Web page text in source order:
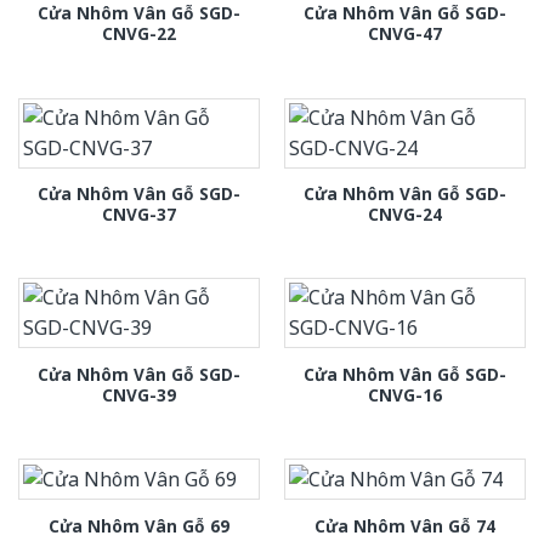
Cửa Nhôm Vân Gỗ SGD-
CNVG-22
Cửa Nhôm Vân Gỗ SGD-
CNVG-47
Cửa Nhôm Vân Gỗ SGD-
CNVG-37
Cửa Nhôm Vân Gỗ SGD-
CNVG-24
Cửa Nhôm Vân Gỗ SGD-
CNVG-39
Cửa Nhôm Vân Gỗ SGD-
CNVG-16
Cửa Nhôm Vân Gỗ 69 Cửa Nhôm Vân Gỗ 74